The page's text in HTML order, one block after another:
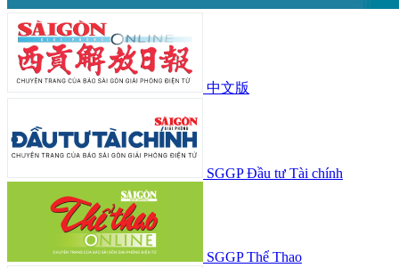
中文版
SGGP Đầu tư Tài chính
SGGP Thể Thao